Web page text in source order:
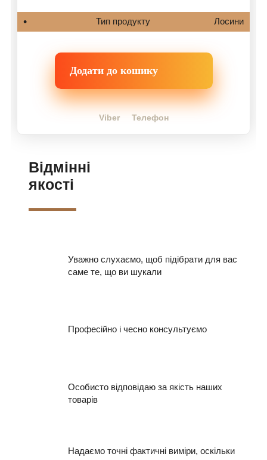
Тип продукту Лосини
Додати до кошику
Viber Телефон
Відмінні
якості
Уважно слухаємо, щоб підібрати для вас
саме те, що ви шукали
Професійно і чесно консультуємо
Особисто відповідаю за якість наших
товарів
Надаємо точні фактичні виміри, оскільки